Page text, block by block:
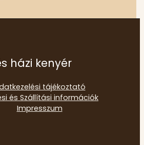
házi kenyér
tájékoztató
és Szállítási információk
Impresszum